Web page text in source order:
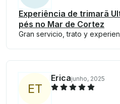
Experiência de trimarã
pés no Mar de Cortez
Gran servicio, trato y
ET
Ericajunho, 2025